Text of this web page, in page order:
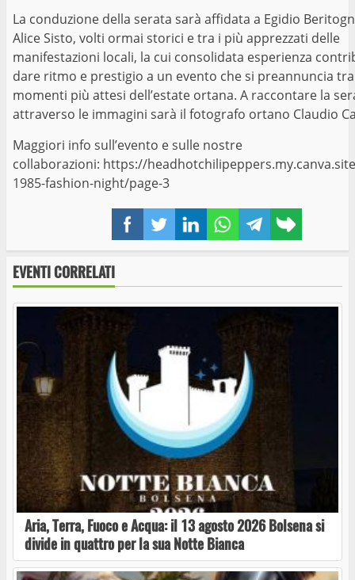
FacebookTwitterLinkedInWhatsAppTelegram
link
La conduzione della serata sarà affidata a Egidio
Alice Sisto, volti ormai storici e tra i più apprezzati delle
manifestazioni locali, la cui consolidata esperienza
dare ritmo e prestigio a un evento che si preannuncia
momenti più attesi dell’estate ortana. A raccontare la
attraverso le immagini sarà il fotografo ortano Claudio
Maggiori info sull’evento e sulle nostre
collaborazioni: https://
1985-fashion-night/page-3
EVENTI CORRELATI
Aria, Terra, Fuoco e Acqua: il 13 agosto 2026 Bolsena si
divide in quattro per la sua Notte Bianca
The Grove Festival 2024: dal 17 al 20 luglio a
Orte
Orte in Pizza
Concerto Jazz a Orte: Ritratti in Jazz